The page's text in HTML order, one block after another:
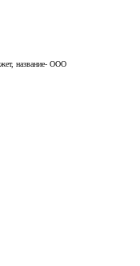
название- ООО